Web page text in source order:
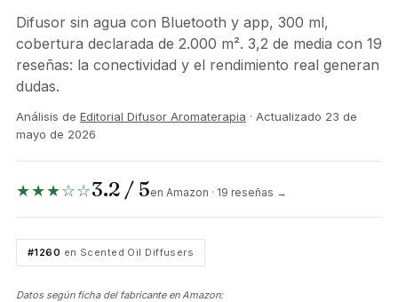
Difusor sin agua con Bluetooth y app, 300 ml,
cobertura declarada de 2.000 m². 3,2 de media con 19
reseñas: la conectividad y el rendimiento real generan
dudas.
Análisis de Editorial Difusor Aromaterapia · Actualizado 23 de
mayo de 2026
★★★☆☆3.2 / 5en Amazon · 19 reseñas →
#1260 en Scented Oil Diffusers
Datos según ficha del fabricante en Amazon: